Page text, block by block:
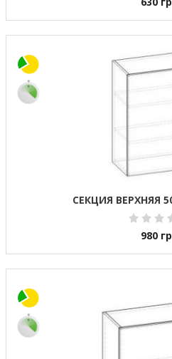
СЕКЦИЯ ВЕРХНЯЯ
980